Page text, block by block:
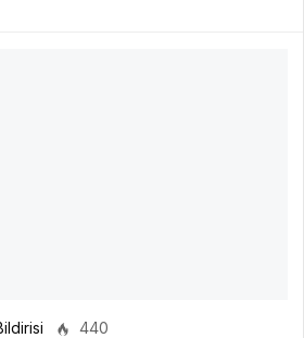
440